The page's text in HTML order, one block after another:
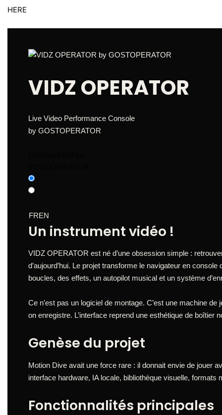
HERE
VIDZ OPERATOR
Live Video Performance Console
by GOSTOPERATOR
FREN
Un instrument vidéo !
VIDZ OPERATOR est né d’une obsession simple :
d’aujourd’hui. Le projet transforme le navigateur en
boucles, des effets, un autopilot musical et un système
Ce n’est pas un logiciel de montage. C’est une machine
on enregistre. L’interface reprend une esthétique de
Genèse du projet
Motion Dive avait une force rare : il donnait envie de jouer
interface hardware, IA locale, bibliothèque visuelle,
Fonctionnalités principales